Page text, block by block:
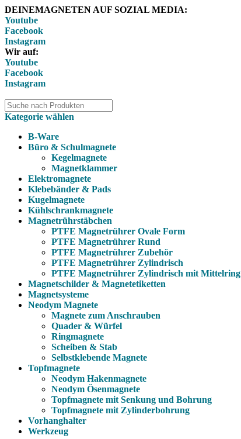
DEINEMAGNETEN AUF SOZIAL MEDIA:
Youtube
Facebook
Instagram
Wir auf:
Youtube
Facebook
Instagram
Kategorie wählen
B-Ware
Büro & Schulmagnete
Kegelmagnete
Magnetklammer
Elektromagnete
Klebebänder & Pads
Kugelmagnete
Kühlschrankmagnete
Magnetrührstäbchen
PTFE Magnetrührer Ovale Form
PTFE Magnetrührer Rund
PTFE Magnetrührer Zubehör
PTFE Magnetrührer Zylindrisch
PTFE Magnetrührer Zylindrisch mit Mittelring
Magnetschilder & Magnetetiketten
Magnetsysteme
Neodym Magnete
Magnete zum Anschrauben
Quader & Würfel
Ringmagnete
Scheiben & Stab
Selbstklebende Magnete
Topfmagnete
Neodym Hakenmagnete
Neodym Ösenmagnete
Topfmagnete mit Senkung und Bohrung
Topfmagnete mit Zylinderbohrung
Vorhanghalter
Werkzeug